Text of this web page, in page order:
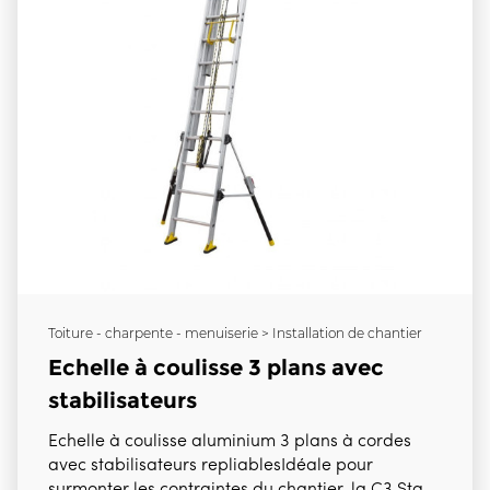
Toiture - charpente - menuiserie > Installation de chantier
Echelle à coulisse 3 plans avec
stabilisateurs
Echelle à coulisse aluminium 3 plans à cordes
avec stabilisateurs repliablesIdéale pour